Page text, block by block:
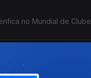
no Mundial de
grandes manhosos!